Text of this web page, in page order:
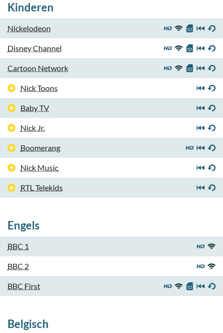
Kinderen
Nickelodeon
Disney Channel
Cartoon Network
Nick Toons
Baby TV
Nick Jr.
Boomerang
Nick Music
RTL Telekids
Engels
BBC 1
BBC 2
BBC First
Belgisch